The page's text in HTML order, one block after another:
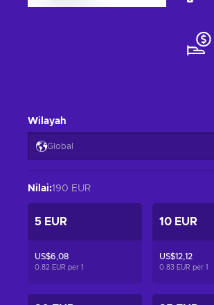
Wilayah
Global
Nilai:190 EUR
5 EUR
US$6,08
0.82 EUR per 1
10 EUR
US$12,12
0.83 EUR per 1